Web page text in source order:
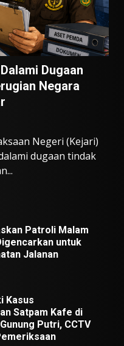
Dugaan
Negara
Negeri (Kejari)
dugaan tindak
Patroli Malam
untuk
Jalanan
Kasus
Satpam Kafe di
Putri, CCTV